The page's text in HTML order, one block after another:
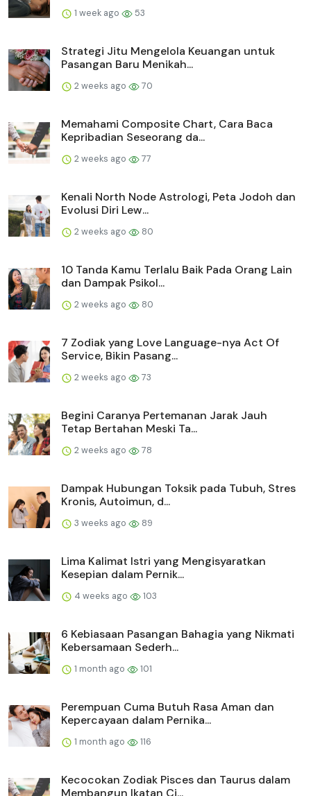
1 week ago 53
Strategi Jitu Mengelola Keuangan untuk
Pasangan Baru Menikah...
2 weeks ago 70
Memahami Composite Chart, Cara Baca
Kepribadian Seseorang da...
2 weeks ago 77
Kenali North Node Astrologi, Peta Jodoh dan
Evolusi Diri Lew...
2 weeks ago 80
10 Tanda Kamu Terlalu Baik Pada Orang Lain
dan Dampak Psikol...
2 weeks ago 80
7 Zodiak yang Love Language-nya Act Of
Service, Bikin Pasang...
2 weeks ago 73
Begini Caranya Pertemanan Jarak Jauh
Tetap Bertahan Meski Ta...
2 weeks ago 78
Dampak Hubungan Toksik pada Tubuh, Stres
Kronis, Autoimun, d...
3 weeks ago 89
Lima Kalimat Istri yang Mengisyaratkan
Kesepian dalam Pernik...
4 weeks ago 103
6 Kebiasaan Pasangan Bahagia yang Nikmati
Kebersamaan Sederh...
1 month ago 101
Perempuan Cuma Butuh Rasa Aman dan
Kepercayaan dalam Pernika...
1 month ago 116
Kecocokan Zodiak Pisces dan Taurus dalam
Membangun Ikatan Ci...